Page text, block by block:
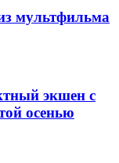
мультфильма
экшен с
осенью